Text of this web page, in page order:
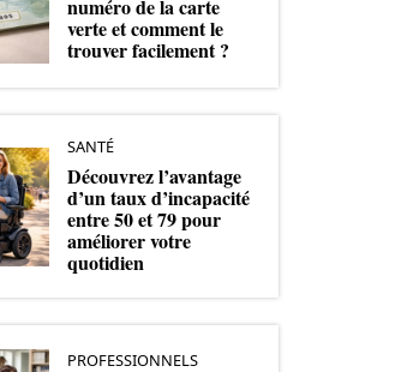
numéro de la carte
verte et comment le
trouver facilement ?
SANTÉ
Découvrez l’avantage
d’un taux d’incapacité
entre 50 et 79 pour
améliorer votre
quotidien
PROFESSIONNELS